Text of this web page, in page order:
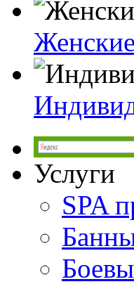
Услуги
SPA